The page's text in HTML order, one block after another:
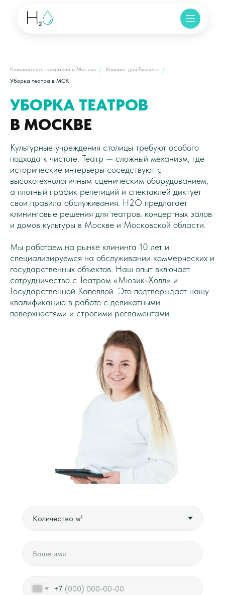
Клининговая компания в Москве / Клининг для бизнеса /
Уборка театра в МСК
УБОРКА ТЕАТРОВ
В МОСКВЕ
Культурные учреждения столицы требуют особого
подхода к чистоте. Театр — сложный механизм, где
исторические интерьеры соседствуют с
высокотехнологичным сценическим оборудованием,
а плотный график репетиций и спектаклей диктует
свои правила обслуживания. H2O предлагает
клининговые решения для театров, концертных залов
и домов культуры в Москве и Московской области.
Мы работаем на рынке клининга 10 лет и
специализируемся на обслуживании коммерческих и
государственных объектов. Наш опыт включает
сотрудничество с Театром «Мюзик-Холл» и
Государственной Капеллой. Это подтверждает нашу
квалификацию в работе с деликатными
поверхностями и строгими регламентами.
+7